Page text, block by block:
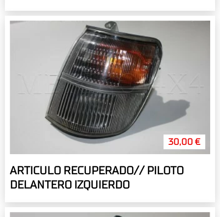
30,00 €
ARTICULO RECUPERADO// PILOTO
DELANTERO IZQUIERDO